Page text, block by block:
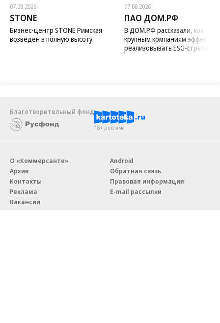
07.08.2026
STONE
Бизнес-центр STONE Римская
возведен в полную высоту
07.08.2026
ПАО ДОМ.РФ
В ДОМ.РФ рассказали, как
крупным компаниям
реализовывать ESG-стратегию
Благотворительный фонд
18+ реклама
О «Коммерсанте»
Архив
Контакты
Реклама
Вакансии
Android
Обратная связь
Правовая информация
E-mail рассылки